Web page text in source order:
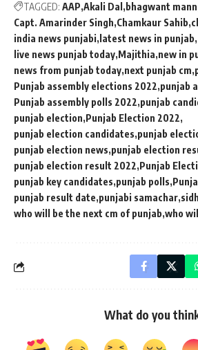
TAGGED: AAP Akali Dal bhagwant mann
Capt. Amarinder Singh Chamkaur Sahib
india news punjabi latest news in punjab
live news punjab today Majithia new in
news from punjab today next punjab cm
Punjab assembly elections 2022 punjab
Punjab assembly polls 2022 punjab
punjab election Punjab Election 2022
punjab election candidates punjab
punjab election news punjab election
punjab election result 2022 Punjab
punjab key candidates punjab polls
punjab result date punjabi samachar
who will be the next cm of punjab who
What do you